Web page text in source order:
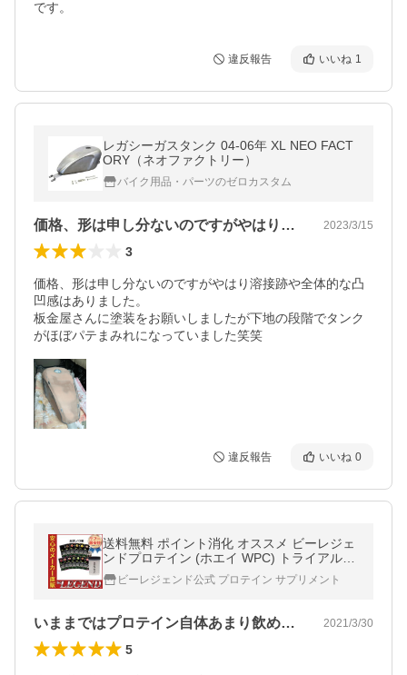
です。
違反報告 いいね 1
レガシーガスタンク 04-06年 XL NEO FACT
ORY（ネオファクトリー）
バイク用品・パーツのゼロカスタム
価格、形は申し分ないのですがやはり溶接… 2023/3/15
3
価格、形は申し分ないのですがやはり溶接跡や全体的な凸
凹感はありました。
板金屋さんに塗装をお願いしましたが下地の段階でタンク
がほぼパテまみれになっていました笑笑
違反報告 いいね 0
送料無料 ポイント消化 オススメ ビーレジェ
ンドプロテイン (ホエイ WPC) トライアルセ
ット シェイカー付き 13種お試しパックセッ
ト ビーレジェンド公式 プロテイン サプリメント
いままではプロテイン自体あまり飲めませ… 2021/3/30
5